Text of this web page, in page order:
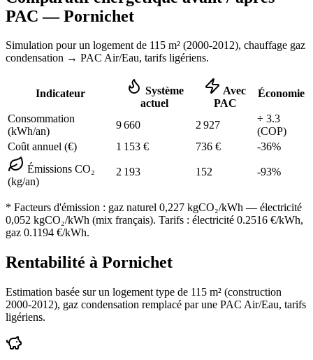
PAC —Pornichet
Simulation pour un logement de 115 m² (2000-2012), chauffage gaz
condensation → PAC Air/Eau, tarifs ligériens.
Indicateur
Système
actuel
Avec
PAC
Économie
Consommation
(kWh/an)
9 660 2 927
÷ 3.3
(COP)
Coût annuel (€)
1 153 € 736 € -36%
Émissions CO₂
(kg/an)
2 193 152 -93%
* Facteurs d'émission : gaz naturel 0,227 kgCO₂/kWh — électricité
0,052 kgCO₂/kWh (mix français). Tarifs : électricité 0.2516 €/kWh,
gaz 0.1194 €/kWh.
Rentabilité à Pornichet
Estimation basée sur un logement type de 115 m² (construction
2000-2012), gaz condensation remplacé par une PAC Air/Eau, tarifs
ligériens.